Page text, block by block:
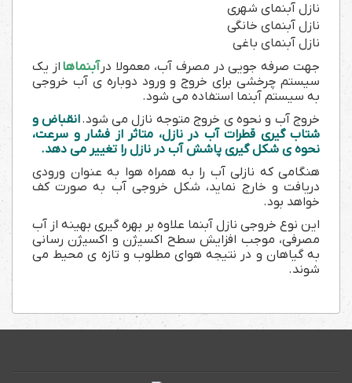
نازل آبنمای شهری
نازل آبنمای خانگی
نازل آبنمای باغی
جهت صرفه جویی در مصرف آب، معمولا در آبنماها از یک
سیستم چرخشی برای خروج و ورود دوباره ی آب خروجی
به سیستم آبنما استفاده می شود.
خروج آب و نحوه ی خروج متوجه نازل می شود.انقباض و
شتاب گیری قطرات آب در نازل، متاثر از فشار و سرعت،
نحوه ی شکل گیری پاشش آب در نازل را تغییر می دهد.
هنگامی که نازلی آب را به همراه هوا به عنوان ورودی
دریافت و خارج نماید، شکل خروجی آب به صورت کف
خواهد بود.
این نوع خروجی نازل آبنما علاوه بر بهره گیری بهینه از آب
مصرفی، موجب افزایش سطح اکسیژن و اکسیژن رسانی
به گیاهان و در نتیجه هوای مطلوب و تازه ی محیط می
شوند.